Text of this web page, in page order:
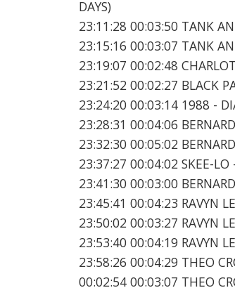
DAYS)
23:11:28 00:03:50 TANK
23:15:16 00:03:07 TANK
23:19:07 00:02:48
23:21:52 00:02:27 BLACK
23:24:20 00:03:14 1988 -
23:28:31 00:04:06
23:32:30 00:05:02
23:37:27 00:04:02 SKEE-LO
23:41:30 00:03:00
23:45:41 00:04:23 RAVYN
23:50:02 00:03:27 RAVYN
23:53:40 00:04:19 RAVYN
23:58:26 00:04:29 THEO
00:02:54 00:03:07 THEO